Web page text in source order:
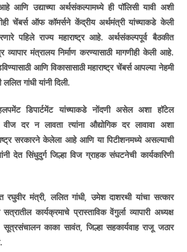
आणि उद्याच्या अर्थसंकल्पामध्ये ही पॉलिसी यावी अशी
चेंबर्स ऑफ कॉमर्सने केंद्रीय अर्थमंत्री यांच्याकडे केली
पहिले राज्य महाराष्ट्र आहे. अर्थसंकल्पपूर्व बैठकीत
मंत्रालय निर्माण करण्यासाठी मागणीही केली आहे.
आणि विकासासाठी महाराष्ट्र चेंबर्स आपल्या नेहमी
ललित गांधी यांनी दिली.
डिपार्टमेंट यांच्याकडे नोंदणी असेल अशा हॉटेल
वीज दर न लावता त्यांना औद्योगिक दर लावावा अशा
सरकारने केलेला आहे आणि या पिटीशनमध्ये असल्याची
देत सिंधुदुर्ग जिल्हा विज ग्राहक संघटनेची कार्यकारिणी
मंत्री, ललित गांधी, उमेश दाशरथी यांचा सत्कार
कार्यक्रमाचे प्रास्ताविक वेंगुर्ला व्यापारी अध्यक्ष
काका सावंत, जिल्हा सहकार्यवाह राजू जठार